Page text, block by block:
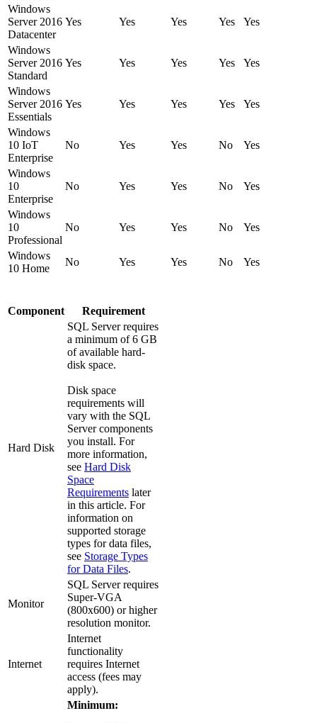
Windows
Server 2016
Datacenter
Yes Yes Yes Yes Yes
Windows
Server 2016
Standard
Yes Yes Yes Yes Yes
Windows
Server 2016
Essentials
Yes Yes Yes Yes Yes
Windows
10 IoT
Enterprise
No Yes Yes No Yes
Windows
10
Enterprise
No Yes Yes No Yes
Windows
10
Professional
No Yes Yes No Yes
Windows
10 Home
No Yes Yes No Yes
Component Requirement
Hard Disk
SQL Server requires
a minimum of 6 GB
of available hard-
disk space.
Disk space
requirements will
vary with the SQL
Server components
you install. For
more information,
see Hard Disk
Space
Requirements later
in this article. For
information on
supported storage
types for data files,
see Storage Types
for Data Files.
Monitor
SQL Server requires
Super-VGA
(800x600) or higher
resolution monitor.
Internet
Internet
functionality
requires Internet
access (fees may
apply).
Minimum: